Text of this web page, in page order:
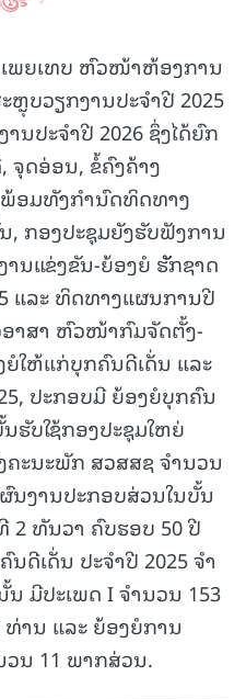
ເພຍເທບ ຫົວໜ້າຫ້ອງການ
ຫຼຸບວຽກງານປະຈໍາປີ 2025
ນປະຈໍາປີ 2026 ຊຶ່ງໄດ້ຍົກ
ຈຸດອ່ອນ, ຂໍ້ຄົງຄ້າງ
ອມທັງກຳນົດທິດທາງ
, ກອງປະຊຸມຍັງຮັບຟັງການ
ນແຂ່ງຂັນ-ຍ້ອງຍໍ ຮັັກຊາດ
ແລະ ທິດທາງແຜນການປີ
າສາ ຫົວໜ້າກົມຈັດຕັ້ງ-
ໃຫ້ແກ່ບຸກຄົນດີເດັ່ນ ແລະ
ປະກອບມີ ຍ້ອງຍໍບຸກຄົນ
ຮັບໃຊ້ກອງປະຊຸມໃຫຍ່
ະນະພັກ ສວສສຊ ຈໍານວນ
ງານປະກອບສ່ວນໃນບັ້ນ
2 ທັນວາ ຄົບຮອບ 50 ປີ
ດີເດັ່ນ ປະຈໍາປີ 2025 ຈໍາ
ມີປະເພດ I ຈໍານວນ 153
ານ ແລະ ຍ້ອງຍໍການ
ນ 11 ພາກສ່ວນ.